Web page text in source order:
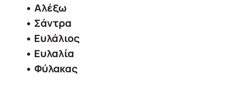
• Αλέξω
• Σάντρα
• Ευλάλιος
• Ευλαλία
• Φύλακας